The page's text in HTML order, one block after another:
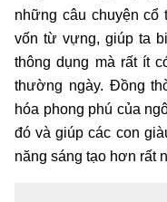
những câu chuyện cổ
vốn từ vựng, giúp ta
thông dụng mà rất ít
thường ngày. Đồng
hóa phong phú của
đó và giúp các con
năng sáng tạo hơn rất